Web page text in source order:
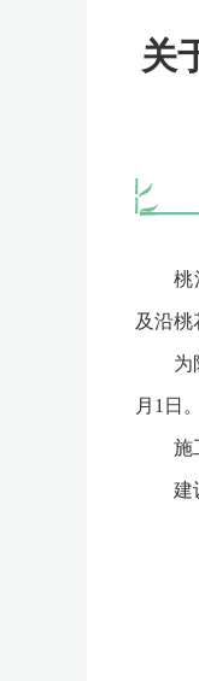
关
桃江
及沿
为防
月1日
施工
建设